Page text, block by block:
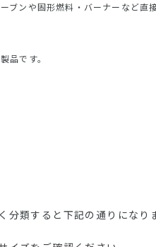
ブンや固形燃料・バーナーなど直
品です。
分類すると下記の通りになり